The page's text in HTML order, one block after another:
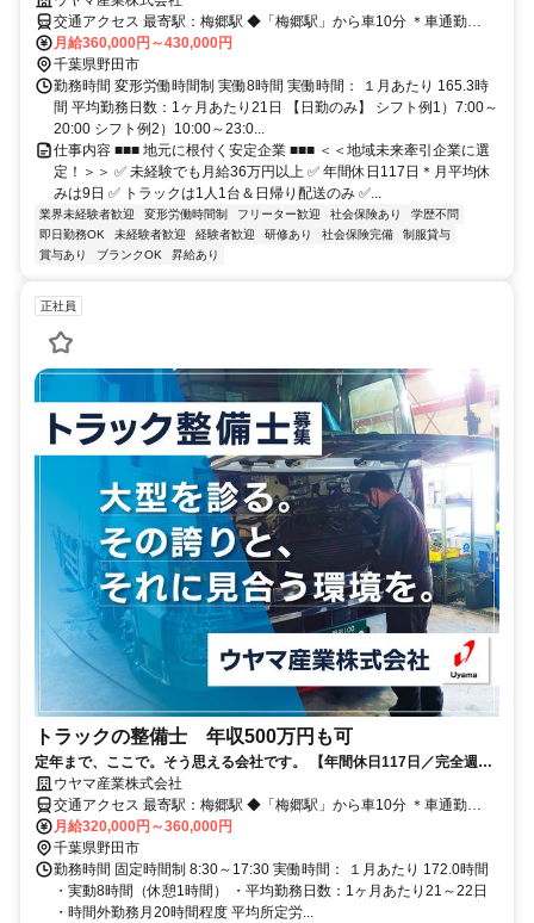
交通アクセス 最寄駅：梅郷駅 ◆「梅郷駅」から車10分 ＊車通勤
OK！バイク・マイカーOK ＊無料駐車場完備 ＊転勤なし
月給360,000円～430,000円
千葉県野田市
勤務時間 変形労働時間制 実働8時間 実働時間： １月あたり 165.3時
間 平均勤務日数：1ヶ月あたり21日 【日勤のみ】 シフト例1）7:00～
20:00 シフト例2）10:00～23:0...
仕事内容 ■■■ 地元に根付く安定企業 ■■■ ＜＜地域未来牽引企業に選
定！＞＞ ✅ 未経験でも月給36万円以上 ✅ 年間休日117日＊月平均休
みは9日 ✅ トラックは1人1台＆日帰り配送のみ ✅...
業界未経験者歓迎 変形労働時間制 フリーター歓迎 社会保険あり
学歴不問
即日勤務OK
未経験者歓迎 経験者歓迎 研修あり 社会保険完備
制服貸与
賞与あり
ブランクOK 昇給あり
正社員
トラックの整備士 年収500万円も可
定年まで、ここで。そう思える会社です。 【年間休日117日／完全週休
二日制／平均勤続年数9年3ヶ月】
ウヤマ産業株式会社
交通アクセス 最寄駅：梅郷駅 ◆「梅郷駅」から車10分 ＊車通勤
OK！バイク・マイカーOK ＊無料駐車場完備 ＊転勤なし
月給320,000円～360,000円
千葉県野田市
勤務時間 固定時間制 8:30～17:30 実働時間： １月あたり 172.0時間
・実動8時間（休憩1時間） ・平均勤務日数：1ヶ月あたり21～22日
・時間外勤務月20時間程度 平均所定労...